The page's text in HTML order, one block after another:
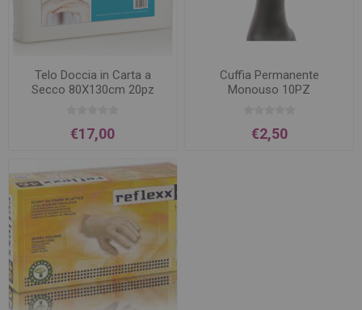
Telo Doccia in Carta a
Secco 80X130cm 20pz
€17,00
Cuffia Permanente
Monouso 10PZ
€2,50